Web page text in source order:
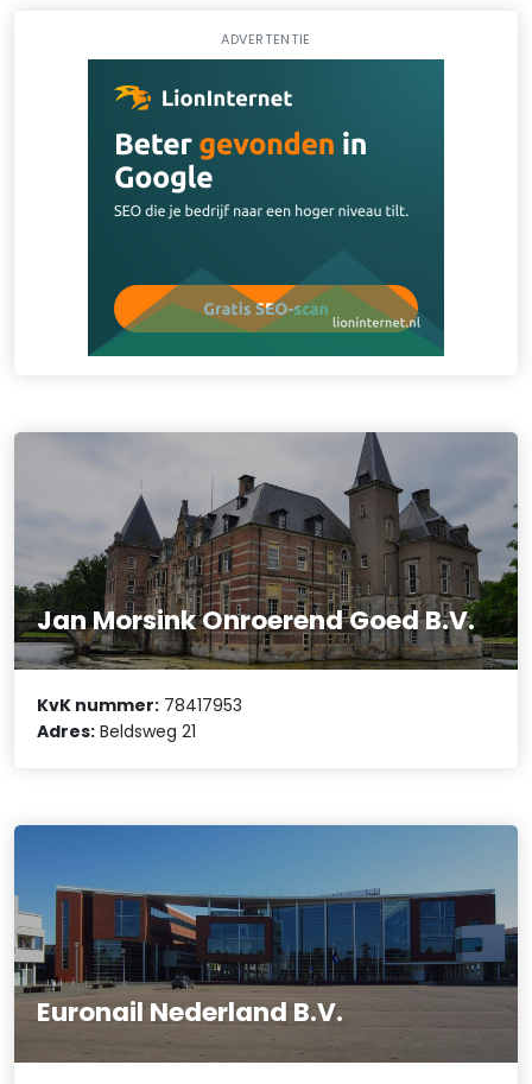
ADVERTENTIE
Jan Morsink Onroerend Goed B.V.
KvK nummer: 78417953
Adres: Beldsweg 21
Euronail Nederland B.V.